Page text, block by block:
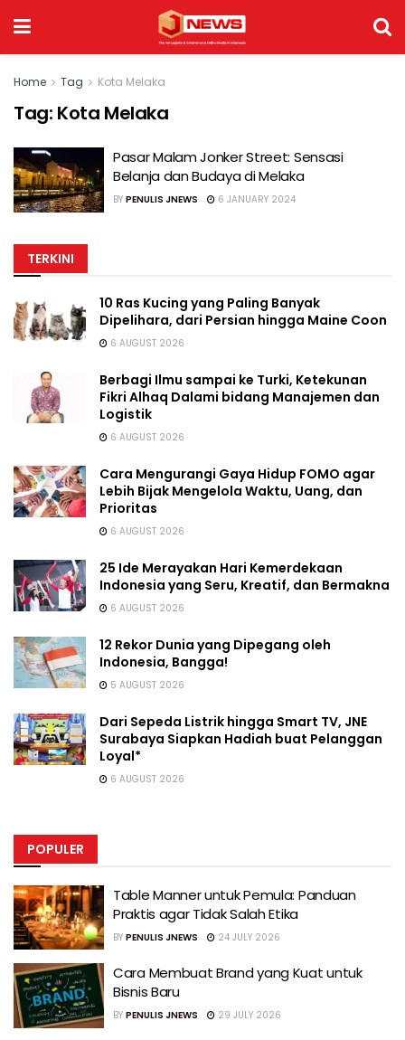
Home Tag Kota Melaka
Tag: Kota Melaka
Pasar Malam Jonker Street: Sensasi
Belanja dan Budaya di Melaka
BY PENULIS JNEWS 6 JANUARY 2024
TERKINI
10 Ras Kucing yang Paling Banyak
Dipelihara, dari Persian hingga Maine Coon
6 AUGUST 2026
Berbagi Ilmu sampai ke Turki, Ketekunan
Fikri Alhaq Dalami bidang Manajemen dan
Logistik
6 AUGUST 2026
Cara Mengurangi Gaya Hidup FOMO agar
Lebih Bijak Mengelola Waktu, Uang, dan
Prioritas
6 AUGUST 2026
25 Ide Merayakan Hari Kemerdekaan
Indonesia yang Seru, Kreatif, dan Bermakna
6 AUGUST 2026
12 Rekor Dunia yang Dipegang oleh
Indonesia, Bangga!
5 AUGUST 2026
Dari Sepeda Listrik hingga Smart TV, JNE
Surabaya Siapkan Hadiah buat Pelanggan
Loyal*
6 AUGUST 2026
POPULER
Table Manner untuk Pemula: Panduan
Praktis agar Tidak Salah Etika
BY PENULIS JNEWS 24 JULY 2026
Cara Membuat Brand yang Kuat untuk
Bisnis Baru
BY PENULIS JNEWS 29 JULY 2026